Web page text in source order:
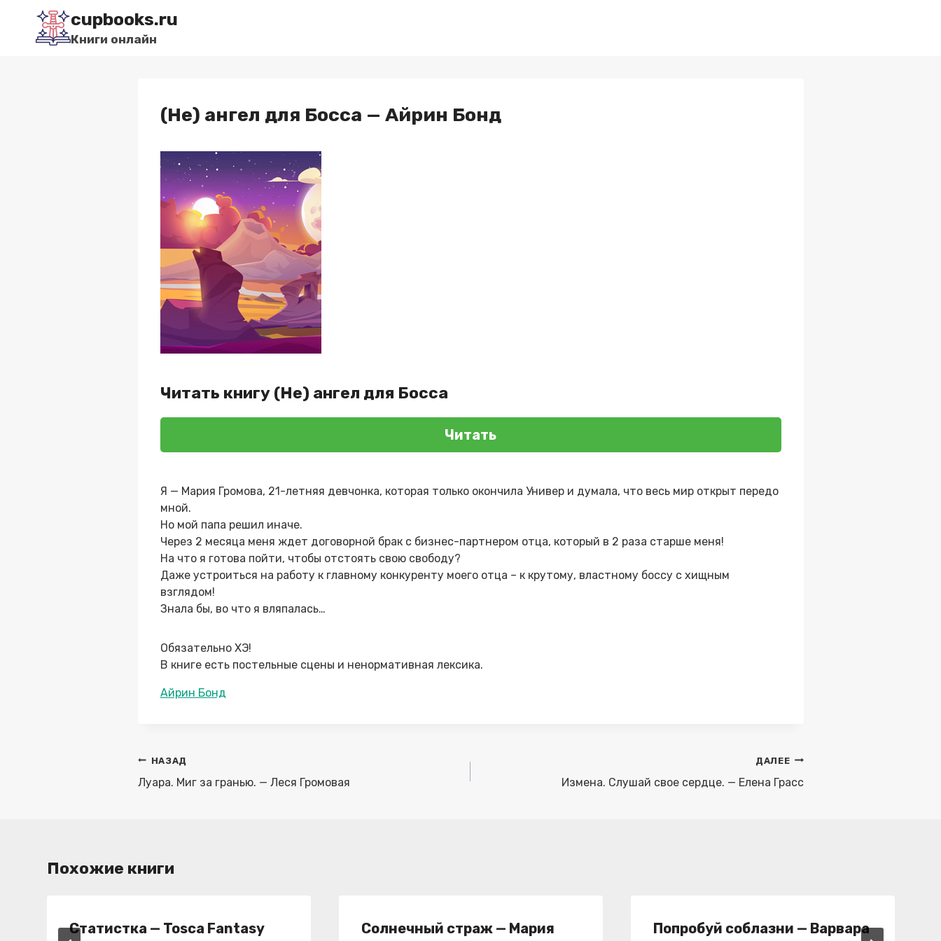
Перейти
содержимому
cupbooks.ru
Книги онлайн
(Не) ангел для Босса — Айрин Бонд
Читать книгу (Не) ангел для Босса
Читать
Я — Мария Громова, 21-летняя девчонка, которая только окончила Универ и думала, что весь мир открыт передо
мной.
Но мой папа решил иначе.
Через 2 месяца меня ждет договорной брак с бизнес-партнером отца, который в 2 раза старше меня!
На что я готова пойти, чтобы отстоять свою свободу?
Даже устроиться на работу к главному конкуренту моего отца – к крутому, властному боссу с хищным
взглядом!
Знала бы, во что я вляпалась…
Обязательно ХЭ!
В книге есть постельные сцены и ненормативная лексика.
Метки
Айрин Бонд
Навигация
по
НАЗАД
Луара. Миг за гранью. — Леся Громовая
ДАЛЕЕ
Измена. Слушай свое сердце. — Елена Грасс
Похожие книги
Статистка — Tosca Fantasy
Солнечный страж — Мария
Попробуй соблазни — Варвара